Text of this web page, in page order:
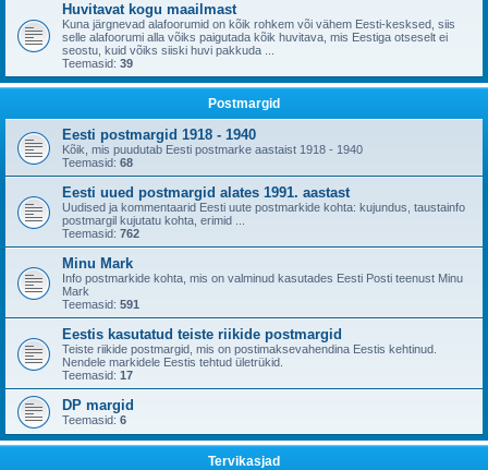
Huvitavat kogu maailmast
Kuna järgnevad alafoorumid on kõik rohkem või vähem Eesti-kesksed, siis
selle alafoorumi alla võiks paigutada kõik huvitava, mis Eestiga otseselt ei
seostu, kuid võiks siiski huvi pakkuda ...
Teemasid: 39
Postmargid
Eesti postmargid 1918 - 1940
Kõik, mis puudutab Eesti postmarke aastaist 1918 - 1940
Teemasid: 68
Eesti uued postmargid alates 1991. aastast
Uudised ja kommentaarid Eesti uute postmarkide kohta: kujundus, taustainfo
postmargil kujutatu kohta, erimid ...
Teemasid: 762
Minu Mark
Info postmarkide kohta, mis on valminud kasutades Eesti Posti teenust Minu
Mark
Teemasid: 591
Eestis kasutatud teiste riikide postmargid
Teiste riikide postmargid, mis on postimaksevahendina Eestis kehtinud.
Nendele markidele Eestis tehtud ületrükid.
Teemasid: 17
DP margid
Teemasid: 6
Tervikasjad